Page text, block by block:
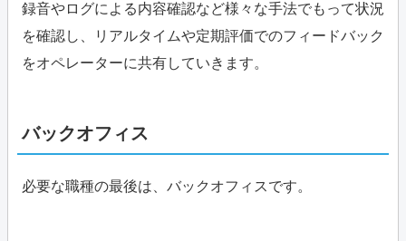
録音やログによる内容確認など様々な手法でもって状況
を確認し、リアルタイムや定期評価でのフィードバック
をオペレーターに共有していきます。
バックオフィス
必要な職種の最後は、バックオフィスです。